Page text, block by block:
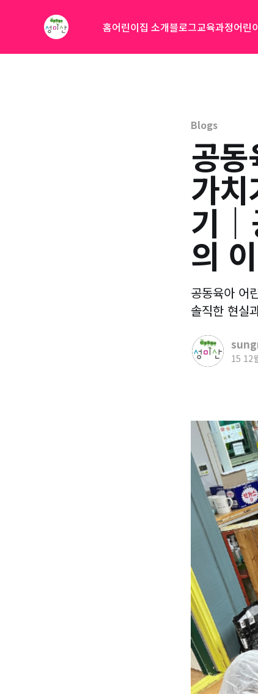
홈어린이집 소개블로그교육과정어린
Blogs
공
가
기
의
공동육아 어
솔직한 현실
15 12